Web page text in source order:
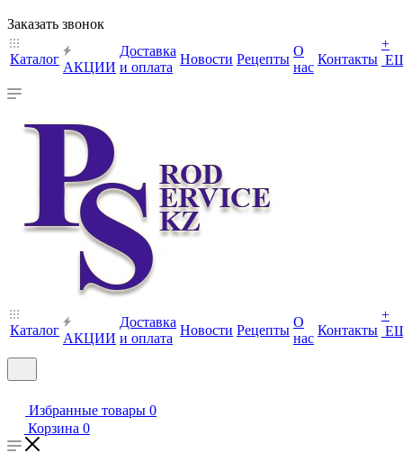
Заказать звонок
Каталог
АКЦИИ
Доставка
и оплата
Новости Рецепты
О
нас
Контакты
+
Каталог
АКЦИИ
Доставка
и оплата
Новости Рецепты
О
нас
Контакты
+
Избранные товары 0
Корзина 0